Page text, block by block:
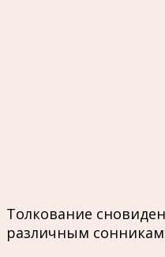
Толкование
различным